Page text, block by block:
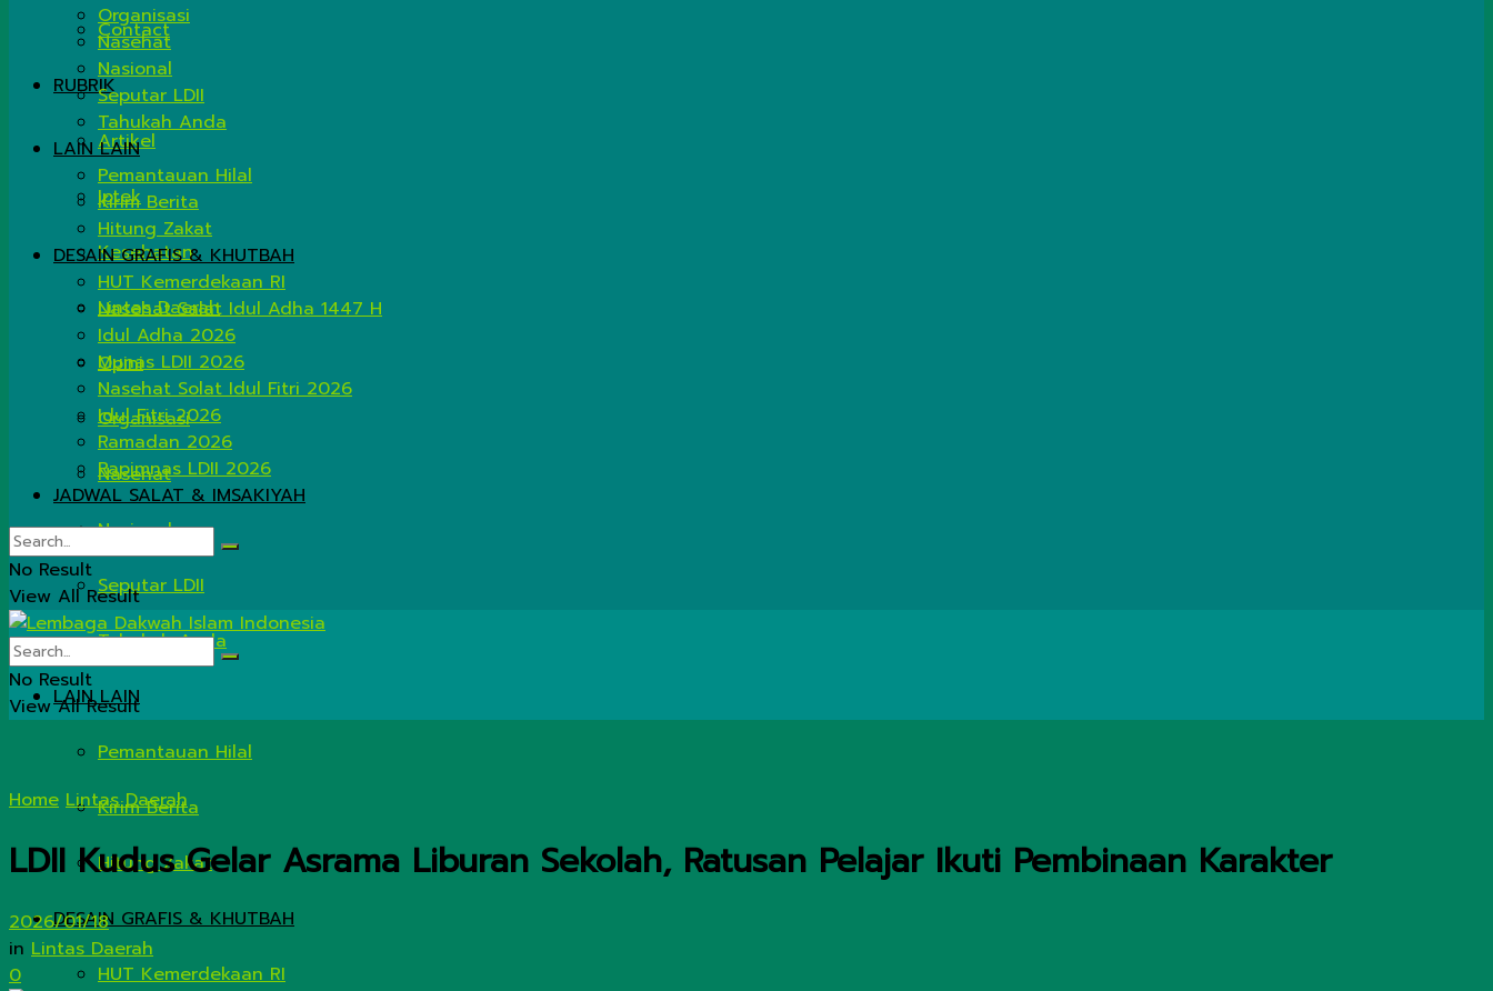
Contact
RUBRIK
Artikel
Iptek
Kesehatan
Lintas Daerah
Opini
Organisasi
Nasehat
Nasional
Seputar LDII
Tahukah Anda
LAIN LAIN
Pemantauan Hilal
Kirim Berita
Hitung Zakat
DESAIN GRAFIS & KHUTBAH
HUT Kemerdekaan RI
Organisasi
Nasehat
Nasional
Seputar LDII
Tahukah Anda
LAIN LAIN
Pemantauan Hilal
Kirim Berita
Hitung Zakat
DESAIN GRAFIS & KHUTBAH
HUT Kemerdekaan RI
Nasehat Salat Idul Adha 1447 H
Idul Adha 2026
Munas LDII 2026
Nasehat Solat Idul Fitri 2026
Idul Fitri 2026
Ramadan 2026
Rapimnas LDII 2026
JADWAL SALAT & IMSAKIYAH
No Result
View All Result
No Result
View All Result
Home Lintas Daerah
LDII Kudus Gelar Asrama Liburan Sekolah, Ratusan Pelajar Ikuti Pembinaan Karakter
2026/01/18
in Lintas Daerah
0